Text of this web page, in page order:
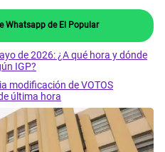
Whatsapp de El Popular
de 2026: ¿A qué hora y dónde
IGP?
modificación de VOTOS
última hora